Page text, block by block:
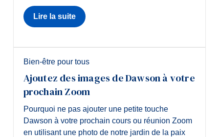
Lire la suite
Bien-être pour tous
Ajoutez des images de Dawson à votre
prochain Zoom
Pourquoi ne pas ajouter une petite touche
Dawson à votre prochain cours ou réunion Zoom
en utilisant une photo de notre jardin de la paix